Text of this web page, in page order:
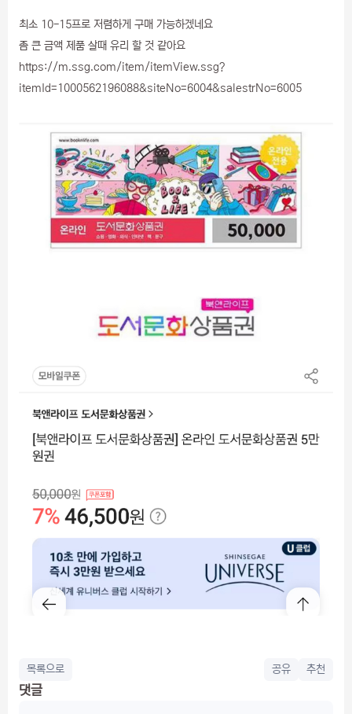
최소 10-15프로 저렴하게 구매 가능하겠네요
좀 큰 금액 제품 살때 유리 할 것 같아요
https://m.ssg.com/item/itemView.ssg?
itemId=1000562196088&siteNo=6004&salestrNo=6005
목록으로 공유 추천
댓글